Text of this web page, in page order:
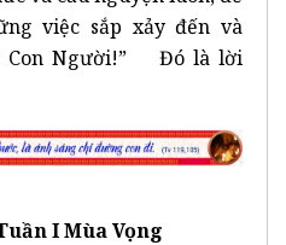
việc sắp xảy đến và
Con Người!” Đó là lời
IMùaVọng